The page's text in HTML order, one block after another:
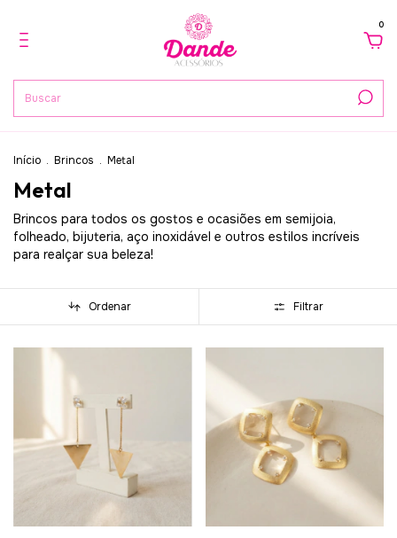
0
Início . Brincos . Metal
Metal
Brincos para todos os gostos e ocasiões em semijoia,
folheado, bijuteria, aço inoxidável e outros estilos incríveis
para realçar sua beleza!
Ordenar Filtrar